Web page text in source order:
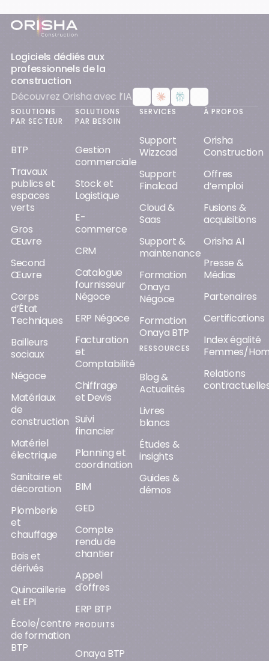
Pied-de-page
Logiciels dédiés aux
professionnels de la
construction
Découvrez Orisha avec l’IA
SOLUTIONS
PAR SECTEUR
BTP
Travaux
publics et
espaces
verts
Gros
Œuvre
Second
Œuvre
Corps
d’État
Techniques
Bailleurs
sociaux
Négoce
Matériaux
de
construction
Matériel
électrique
Sanitaire et
décoration
Plomberie
et
chauffage
Bois et
dérivés
Quincaillerie
et EPI
École/centre
de formation
BTP
SOLUTIONS
PAR BESOIN
Gestion
commerciale
Stock et
Logistique
E-
commerce
CRM
Catalogue
fournisseur
Négoce
ERP Négoce
Facturation
et
Comptabilité
Chiffrage
et Devis
Suivi
financier
Planning et
coordination
BIM
GED
Compte
rendu de
chantier
Appel
d'offres
ERP BTP
PRODUITS
Onaya BTP
SERVICES
Support
Wizzcad
Support
Finalcad
Cloud &
Saas
Support &
maintenance
Formation
Onaya
Négoce
Formation
Onaya BTP
RESSOURCES
Blog &
Actualités
Livres
blancs
Études &
insights
Guides &
démos
À PROPOS
Orisha
Construction
Offres
d’emploi
Fusions &
acquisitions
Orisha AI
Presse &
Médias
Partenaires
Certifications
Index égalité
Femmes/
Relations